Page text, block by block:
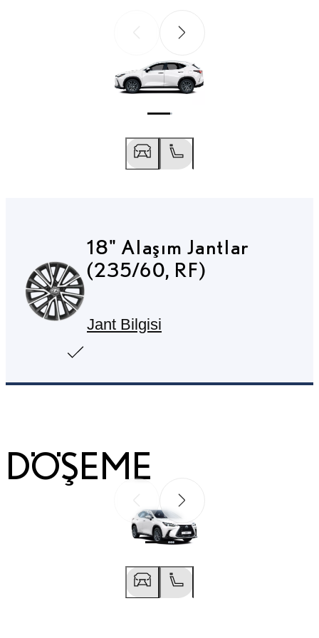
Sonraki
Önceki
18" Alaşım Jantlar
(235/60, RF)
Jant Bilgisi
DÖŞEME
Önceki Sonraki
Önceki